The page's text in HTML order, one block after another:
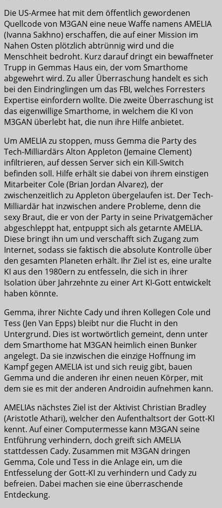
Die US-Armee hat mit dem öffentlich gewordenen
Quellcode von M3GAN eine neue Waffe namens AMELIA
(Ivanna Sakhno) erschaffen, die auf einer Mission im
Nahen Osten plötzlich abtrünnig wird und die
Menschheit bedroht. Kurz darauf dringt ein bewaffneter
Trupp in Gemmas Haus ein, der vom Smarthome
abgewehrt wird. Zu aller Überraschung handelt es sich
bei den Eindringlingen um das FBI, welches Forresters
Expertise einfordern wollte. Die zweite Überraschung ist
das eigenwillige Smarthome, in welchem die KI von
M3GAN überlebt hat, die nun ihre Hilfe anbietet.
Um AMELIA zu stoppen, muss Gemma die Party des
Tech-Milliardärs Alton Appleton (Jemaine Clement)
infiltrieren, auf dessen Server sich ein Kill-Switch
befinden soll. Hilfe erhält sie dabei von ihrem einstigen
Mitarbeiter Cole (Brian Jordan Alvarez), der
zwischenzeitlich zu Appleton übergelaufen ist. Der Tech-
Milliardär hat inzwischen andere Probleme, denn die
sexy Braut, die er von der Party in seine Privatgemächer
abgeschleppt hat, entpuppt sich als getarnte AMELIA.
Diese bringt ihn um und verschafft sich Zugang zum
Internet, sodass sie faktisch die absolute Kontrolle über
den gesamten Planeten erhält. Ihr Ziel ist es, eine uralte
KI aus den 1980ern zu entfesseln, die sich in ihrer
Isolation über Jahrzehnte zu einer Art KI-Gott entwickelt
haben könnte.
Gemma, ihrer Nichte Cady und ihren Kollegen Cole und
Tess (Jen Van Epps) bleibt nur die Flucht in den
Untergrund. Dies ist wortwörtlich gemeint, denn unter
dem Smarthome hat M3GAN heimlich einen Bunker
angelegt. Da sie inzwischen die einzige Hoffnung im
Kampf gegen AMELIA ist und sich reuig gibt, bauen
Gemma und die anderen ihr einen neuen Körper, mit
dem sie es mit der anderen Androidin aufnehmen kann.
AMELIAs nächstes Ziel ist der Aktivist Christian Bradley
(Aristotle Athari), welcher den Aufenthaltsort der Gott-KI
kennt. Auf einer Computermesse kann M3GAN seine
Entführung verhindern, doch greift sich AMELIA
stattdessen Cady. Zusammen mit M3GAN dringen
Gemma, Cole und Tess in die Anlage ein, um die
Entfesselung der Gott-KI zu verhindern und Cady zu
befreien. Dabei machen sie eine überraschende
Entdeckung.